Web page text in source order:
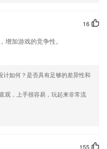
，1对1视频在线辅导，无接送成
就可接受专业陪练老师实时指导，
利用练琴时间
子充分享受创作乐趣，搭建自己
最佳驾驶操控视角，保证你得到最
16
加游戏的竞争性。
计如何？是否具有足够的差异性和
观，上手很容易，玩起来非常流
155